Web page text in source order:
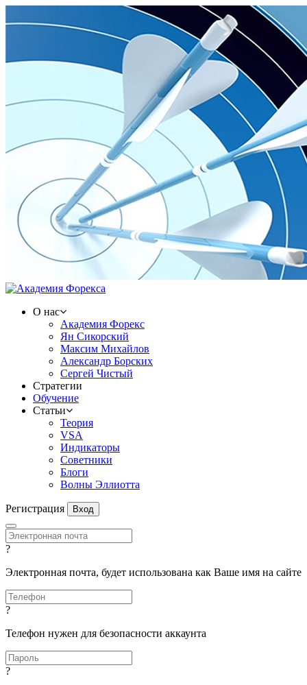
О нас
Академия Форекс
Ян Сикорский
Максим Михайлов
Александр Борских
Сергей Чистый
Стратегии
Обучение
Статьи
Теория
VSA
Индикаторы
Советники
Блоги
Волны Эллиотта
Регистрация Вход
?
Электронная почта, будет использована как Ваше имя на сайте
?
Телефон нужен для безопасности аккаунта
?